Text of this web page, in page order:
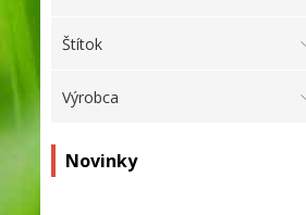
Štítok
Výrobca
Novinky